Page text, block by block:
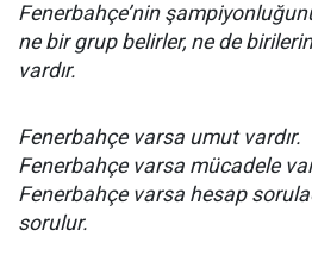
Fenerbahçe’nin
ne bir grup belirler, ne de
vardır.
Fenerbahçe varsa umut vardır.
Fenerbahçe varsa mücadele
Fenerbahçe varsa hesap
sorulur.